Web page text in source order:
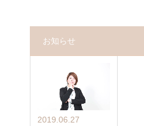
お知らせ
2019.06.27